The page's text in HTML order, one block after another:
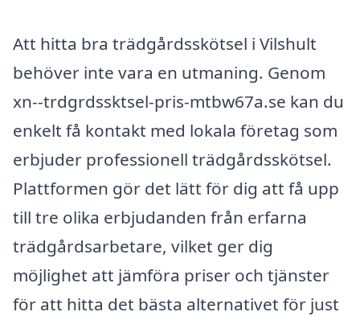
Att hitta bra trädgårdsskötsel i Vilshult
behöver inte vara en utmaning. Genom
xn--trdgrdssktsel-pris-mtbw67a.se kan du
enkelt få kontakt med lokala företag som
erbjuder professionell trädgårdsskötsel.
Plattformen gör det lätt för dig att få upp
till tre olika erbjudanden från erfarna
trädgårdsarbetare, vilket ger dig
möjlighet att jämföra priser och tjänster
för att hitta det bästa alternativet för just